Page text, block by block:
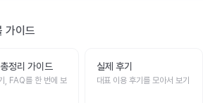
가이드
정리 가이드
, FAQ를 한 번에 보
실제 후기
대표 이용 후기를 모아서 보기